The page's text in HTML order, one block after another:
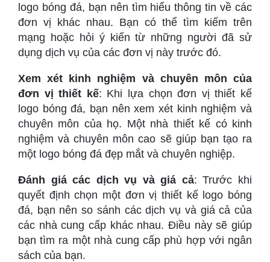
logo bóng đá, bạn nên tìm hiểu thông tin về các
đơn vị khác nhau. Bạn có thể tìm kiếm trên
mạng hoặc hỏi ý kiến từ những người đã sử
dụng dịch vụ của các đơn vị này trước đó.
Xem xét kinh nghiệm và chuyên môn của
đơn vị thiết kế: Khi lựa chọn đơn vị thiết kế
logo bóng đá, bạn nên xem xét kinh nghiệm và
chuyên môn của họ. Một nhà thiết kế có kinh
nghiệm và chuyên môn cao sẽ giúp bạn tạo ra
một logo bóng đá đẹp mắt và chuyên nghiệp.
Đánh giá các dịch vụ và giá cả: Trước khi
quyết định chọn một đơn vị thiết kế logo bóng
đá, bạn nên so sánh các dịch vụ và giá cả của
các nhà cung cấp khác nhau. Điều này sẽ giúp
bạn tìm ra một nhà cung cấp phù hợp với ngân
sách của bạn.